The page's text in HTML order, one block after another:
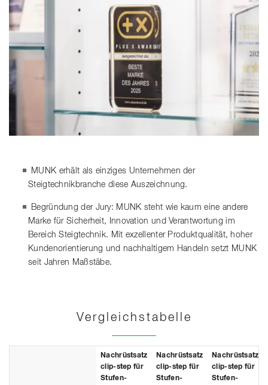
MUNK erhält als einziges Unternehmen der
Steigtechnikbranche diese Auszeichnung.
Begründung der Jury: MUNK steht wie kaum eine andere
Marke für Sicherheit, Innovation und Verantwortung im
Bereich Steigtechnik. Mit exzellenter Produktqualität, hoher
Kundenorientierung und nachhaltigem Handeln setzt MUNK
seit Jahren Maßstäbe.
Vergleichstabelle
Nachrüstsatz
clip-step für
Stufen-
Nachrüstsatz
clip-step für
Stufen-
Nachrüstsatz
clip-step für
Stufen-